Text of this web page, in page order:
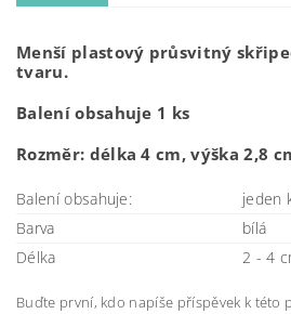
Menší plastový průsvitný
tvaru.
Balení obsahuje 1 ks
Rozměr: délka 4 cm, výška 2,8
Balení obsahuje:
jeden
Barva
bílá
Délka
2 - 4
Buďte první, kdo napíše příspěvek k této